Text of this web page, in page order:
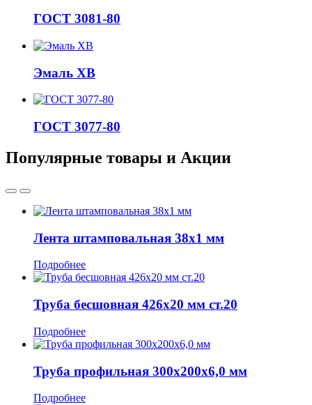
ГОСТ 3081-80
Эмаль ХВ
ГОСТ 3077-80
Популярные товары и Акции
Лента штамповальная 38x1 мм
Подробнее
Труба бесшовная 426x20 мм ст.20
Подробнее
Труба профильная 300x200x6,0 мм
Подробнее